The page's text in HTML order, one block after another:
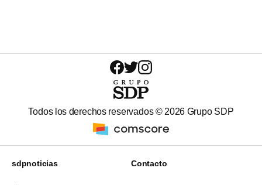
Todos los derechos reservados © 2026 Grupo SDP
sdpnoticias Contacto